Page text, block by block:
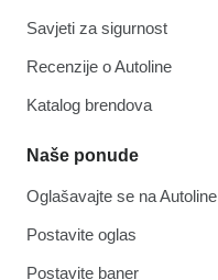
Savjeti za sigurnost
Recenzije o Autoline
Katalog brendova
Naše ponude
Oglašavajte se na Autoline
Postavite oglas
Postavite baner